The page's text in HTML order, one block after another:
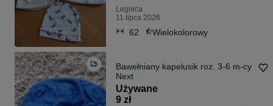
Legnica
11 lipca 2026
62 Wielokolorowy
Bawełniany kapelusik roz. 3-6 m-cy
Next
Używane
9 zł